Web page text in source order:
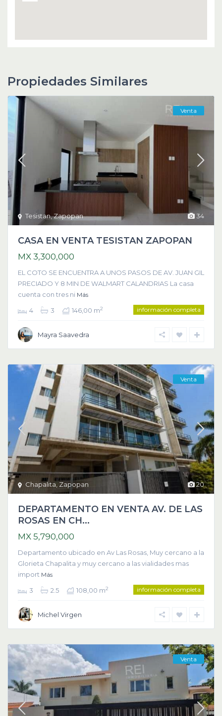
Propiedades Similares
34
Tesistan,Zapopan
Venta
CASA EN VENTA TESISTAN ZAPOPAN
MX 3,300,000
EL COTO SE ENCUENTRA A UNOS PASOS DE AV. JUAN GIL
PRECIADO Y 8 MIN DE WALMART CALANDRIAS La casa
cuenta con tres ni Más
4 3 146,00 m2 información completa
Mayra Saavedra
20
Chapalita Zapopan
Venta
DEPARTAMENTO EN VENTA AV. DE LAS
ROSAS EN CH...
MX 5,790,000
Departamento ubicado en Av Las Rosas, Muy cercano a la
Glorieta Chapalita y muy cercano a las vialidades mas
import Más
3 2.5 108,00 m2 información completa
Michel Virgen
Venta